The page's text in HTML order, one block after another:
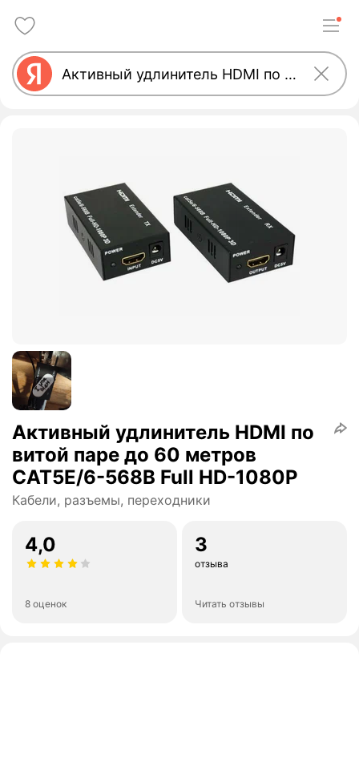
Активный удлинитель HDMI по
витой паре до 60 метров
CAT5E/6-568B Full HD-1080P
Кабели, разъемы, переходники
4,0
8 оценок
3
отзыва
Читать отзывы